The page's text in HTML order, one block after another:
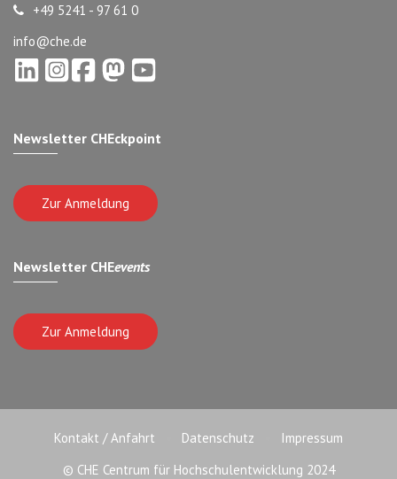
+49 5241 - 97 61 0
info@che.de
Newsletter CHEckpoint
Zur Anmeldung
Newsletter CHEevents
Zur Anmeldung
Kontakt / Anfahrt Datenschutz
Impressum
© CHE Centrum für Hochschulentwicklung 2024